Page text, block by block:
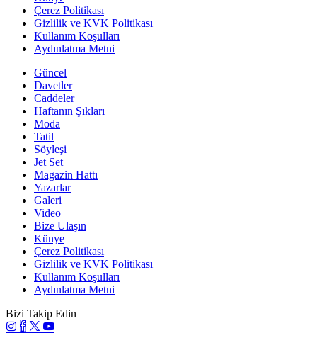
Çerez Politikası
Gizlilik ve KVK Politikası
Kullanım Koşulları
Aydınlatma Metni
Güncel
Davetler
Caddeler
Haftanın Şıkları
Moda
Tatil
Söyleşi
Jet Set
Magazin Hattı
Yazarlar
Galeri
Video
Bize Ulaşın
Künye
Çerez Politikası
Gizlilik ve KVK Politikası
Kullanım Koşulları
Aydınlatma Metni
Bizi Takip Edin